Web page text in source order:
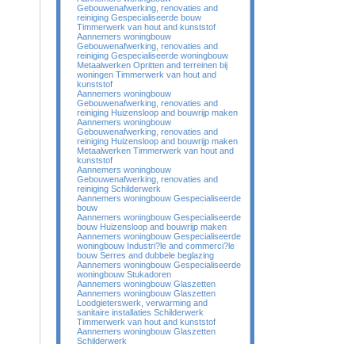
Gebouwenafwerking, renovaties and
reiniging Gespecialiseerde bouw
Timmerwerk van hout and kunststof
Aannemers woningbouw
Gebouwenafwerking, renovaties and
reiniging Gespecialiseerde woningbouw
Metaalwerken Opritten and terreinen bij
woningen Timmerwerk van hout and
kunststof
Aannemers woningbouw
Gebouwenafwerking, renovaties and
reiniging Huizensloop and bouwrijp maken
Aannemers woningbouw
Gebouwenafwerking, renovaties and
reiniging Huizensloop and bouwrijp maken
Metaalwerken Timmerwerk van hout and
kunststof
Aannemers woningbouw
Gebouwenafwerking, renovaties and
reiniging Schilderwerk
Aannemers woningbouw Gespecialiseerde
bouw
Aannemers woningbouw Gespecialiseerde
bouw Huizensloop and bouwrijp maken
Aannemers woningbouw Gespecialiseerde
woningbouw Industri?le and commerci?le
bouw Serres and dubbele beglazing
Aannemers woningbouw Gespecialiseerde
woningbouw Stukadoren
Aannemers woningbouw Glaszetten
Aannemers woningbouw Glaszetten
Loodgieterswerk, verwarming and
sanitaire installaties Schilderwerk
Timmerwerk van hout and kunststof
Aannemers woningbouw Glaszetten
Schilderwerk